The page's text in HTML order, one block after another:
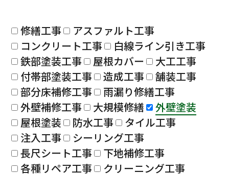
修繕工事
アスファルト工事
コンクリート工事
白線ライン引き工事
鉄部塗装工事
屋根カバー
大工工事
付帯部塗装工事
造成工事
舗装工事
部分床補修工事
雨漏り修繕工事
外壁補修工事
大規模修繕
外壁塗装
屋根塗装
防水工事
タイル工事
注入工事
シーリング工事
長尺シート工事
下地補修工事
各種リペア工事
クリーニング工事